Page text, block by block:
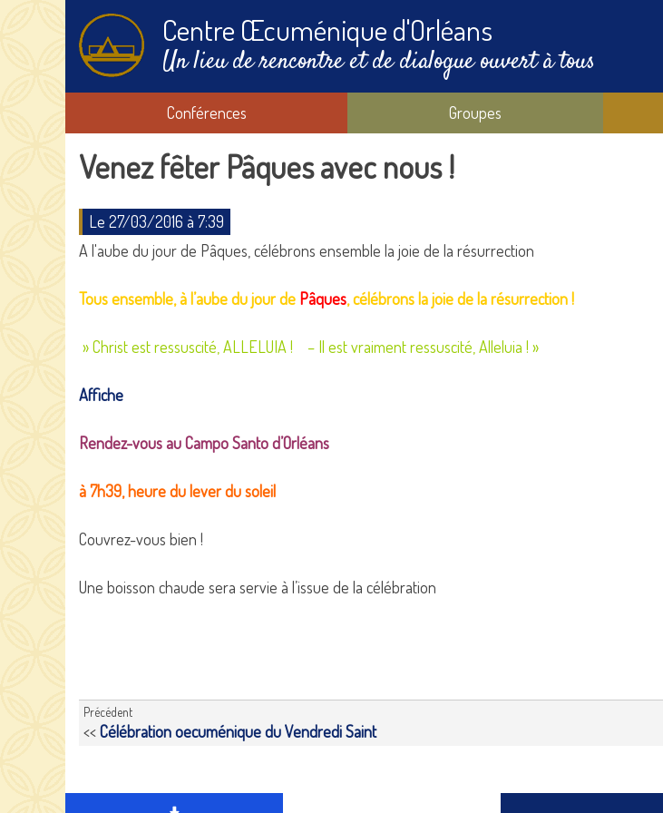
Centre Œcuménique d'Orléans
Un lieu de rencontre et de dialogue ouvert à tous
Conférences Groupes
Venez fêter Pâques avec nous !
Le 27/03/2016 à 7:39
A l'aube du jour de Pâques, célébrons ensemble la joie de la résurrection
Tous ensemble, à l’aube du jour de Pâques, célébrons la joie de la résurrection !
» Christ est ressuscité, ALLELUIA ! – Il est vraiment ressuscité, Alleluia ! »
Affiche
Rendez-vous au Campo Santo d’Orléans
à 7h39, heure du lever du soleil
Couvrez-vous bien !
Une boisson chaude sera servie à l’issue de la célébration
Précédent
<<Célébration oecuménique du Vendredi Saint